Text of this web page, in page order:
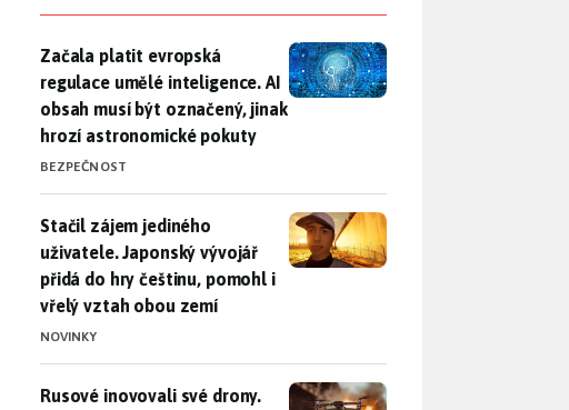
Začala platit evropská regulace umělé inteligence. AI obsah
Začala platit evropská
regulace umělé inteligence. AI
obsah musí být označený, jinak
hrozí astronomické pokuty
BEZPEČNOST
Stačil zájem jediného uživatele. Japonský vývojář přidá do hry
Stačil zájem jediného
uživatele. Japonský vývojář
přidá do hry češtinu, pomohl i
vřelý vztah obou zemí
NOVINKY
Rusové inovovali své drony. Expert našel chytrý způsob, jak se
Rusové inovovali své drony.